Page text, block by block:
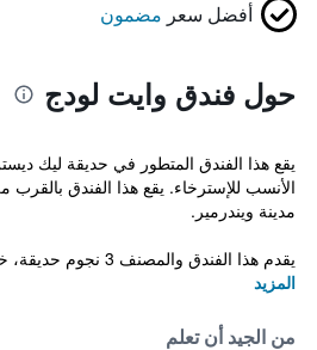
أفضل سعر مضمون
حول فندق وايت لودج
يقع هذا الفندق المتطور في حديقة ليك
الأنسب للإسترخاء. يقع هذا الفندق
مدينة ويندرمير.
يقدم هذا الفندق والمصنف 3 نجوم حديقة، خدمة ا...
المزيد
من الجيد أن تعلم